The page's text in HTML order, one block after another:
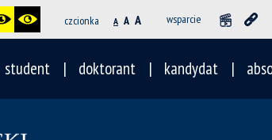
czcionka A A A wsparcie
student doktorant kandydat